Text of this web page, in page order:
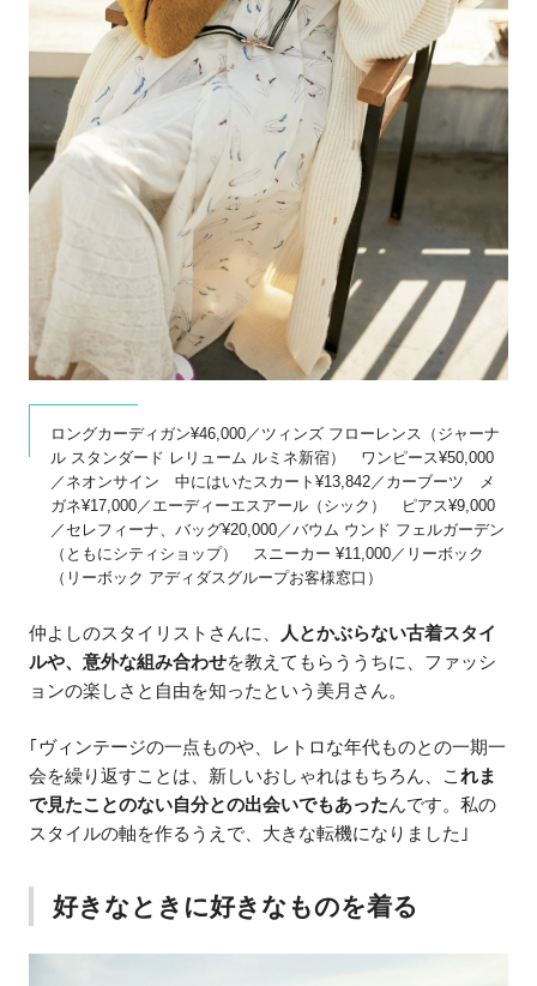
ロングカーディガン¥46,000／ツィンズ フローレンス（ジャーナ
ル スタンダード レリューム ルミネ新宿） ワンピース¥50,000
／ネオンサイン 中にはいたスカート¥13,842／カーブーツ メ
ガネ¥17,000／エーディーエスアール（シック） ピアス¥9,000
／セレフィーナ、バッグ¥20,000／バウム ウンド フェルガーデン
（ともにシティショップ） スニーカー ¥11,000／リーボック
（リーボック アディダスグループお客様窓口）
仲よしのスタイリストさんに、
人とかぶらない古着スタイ
ルや、意外な組み合わせを教えてもらううちに、ファッシ
ョンの楽しさと自由を知ったという美月さん。
｢ヴィンテージの一点ものや、レトロな年代ものとの一期一
会を繰り返すことは、新しいおしゃれはもちろん、これま
で見たことのない自分との出会いでもあったんです。私の
スタイルの軸を作るうえで、大きな転機になりました｣
好きなときに好きなものを着る